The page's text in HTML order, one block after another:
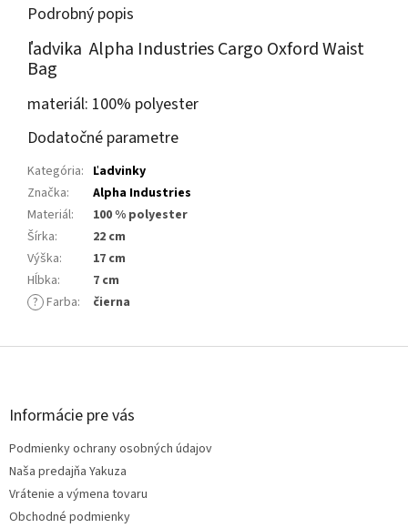
Podrobný popis
ľadvika Alpha Industries Cargo Oxford Waist
Bag
materiál: 100% polyester
Dodatočné parametre
Kategória: Ľadvinky
Značka:
Alpha Industries
Materiál:
100 % polyester
Šírka:
22 cm
Výška:
17 cm
Hĺbka:
7 cm
? Farba: čierna
Z
Informácie pre vás
Podmienky ochrany osobných údajov
Naša predajňa Yakuza
Vrátenie a výmena tovaru
Obchodné podmienky